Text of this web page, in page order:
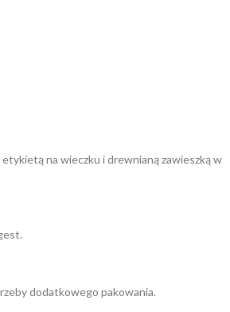
na wieczku i drewnianą zawieszką w
dodatkowego pakowania.